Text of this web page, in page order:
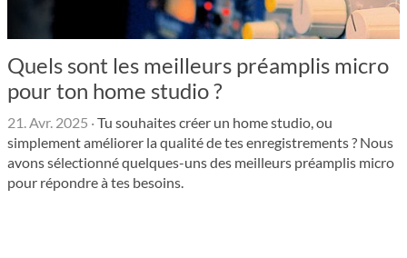
Quels sont les meilleurs préamplis micro
pour ton home studio ?
21. Avr. 2025 ·Tu souhaites créer un home studio, ou
simplement améliorer la qualité de tes enregistrements ? Nous
avons sélectionné quelques-uns des meilleurs préamplis micro
pour répondre à tes besoins.